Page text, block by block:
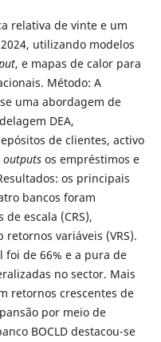
relativa de vinte e um
utilizando modelos
, e mapas de calor para
Método: A
uma abordagem de
DEA,
de clientes, activo
outputsos empréstimos e
os principais
bancos foram
escala (CRS),
variáveis (VRS).
foi de 66% e a pura de
no sector. Mais
retornos crescentes de
por meio de
BOCLD destacou-se